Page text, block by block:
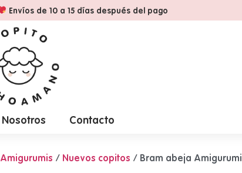
Envíos de 10 a 15 días después del pago
Nosotros Contacto
Amigurumis / Nuevos copitos / Bram abeja Amigurumi